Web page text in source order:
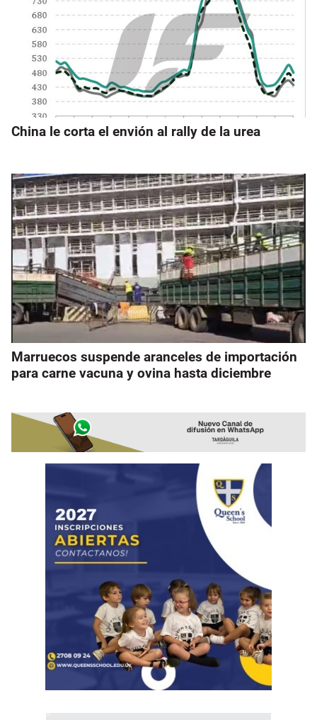
China le corta el envión al rally de la urea
Marruecos suspende aranceles de importación
para carne vacuna y ovina hasta diciembre